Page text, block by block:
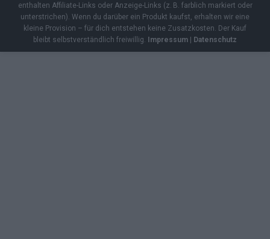
enthalten Affiliate-Links oder Anzeige-Links (z. B. farblich markiert oder
unterstrichen). Wenn du darüber ein Produkt kaufst, erhalten wir eine
kleine Provision – für dich entstehen keine Zusatzkosten. Der Kauf
bleibt selbstverständlich freiwillig. Impressum | Datenschutz